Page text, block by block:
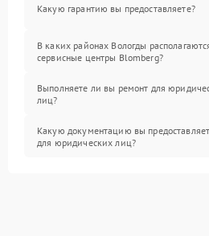
Какую гарантию вы предоставляете?
В каких районах Вологды
сервисные центры Blomberg?
Выполняете ли вы ремонт для
лиц?
Какую документацию вы
для юридических лиц?